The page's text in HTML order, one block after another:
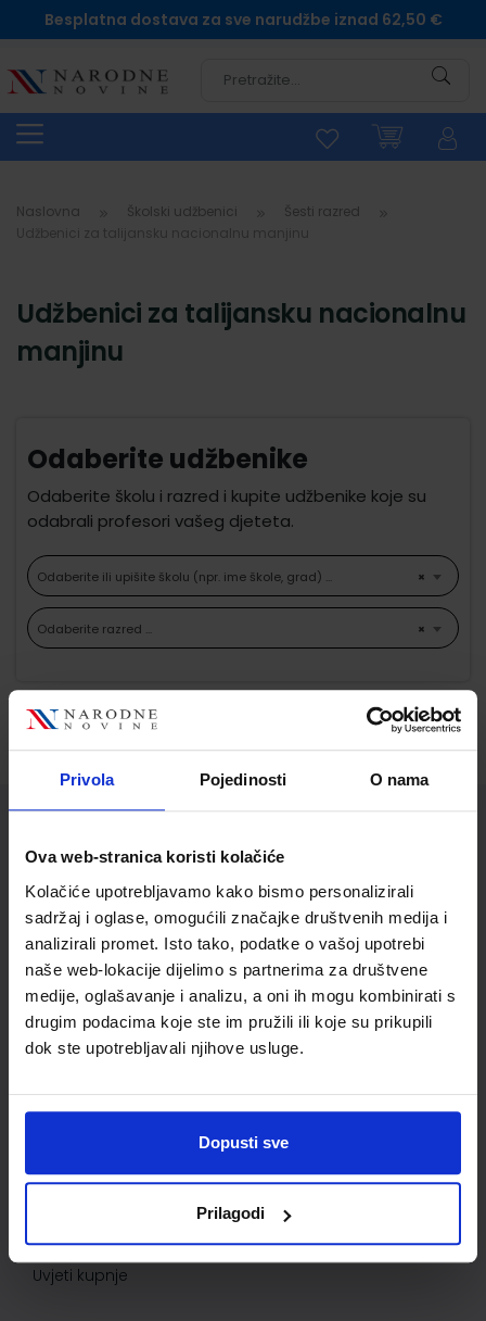
Privola Pojedinosti O nama
Ova web-stranica koristi kolačiće
Kolačiće upotrebljavamo kako bismo personalizirali
sadržaj i oglase, omogućili značajke društvenih medija i
analizirali promet. Isto tako, podatke o vašoj upotrebi
naše web-lokacije dijelimo s partnerima za društvene
medije, oglašavanje i analizu, a oni ih mogu kombinirati s
drugim podacima koje ste im pružili ili koje su prikupili
dok ste upotrebljavali njihove usluge.
Dopusti sve
Prilagodi
Besplatna dostava za sve narudžbe iznad 62,50 €
Naslovna Školski udžbenici
Šesti razred
Udžbenici za talijansku nacionalnu
manjinu
Odaberite udžbenike
Odaberite školu i razred i kupite udžbenike koje su
odabrali profesori vašeg djeteta.
×
Odaberite ili upišite školu (npr. ime škole, grad) ...
×
Odaberite razred ...
Ne možemo pronaći proizvode koji
odgovaraju Vašem odabiru.
Korisnički račun
Status/Povijest narudžbi
Informacije o dostavi
Povrat proizvoda i reklamacije
Kontaktirajte nas
Kako do popusta
Privatnost i sigurnost podataka
Načini plaćanja
Uvjeti kupnje